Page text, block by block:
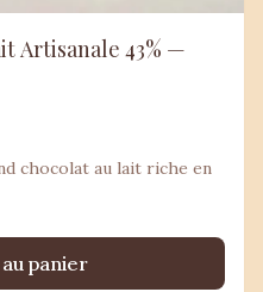
Artisanale 43% —
chocolat au lait riche en
panier